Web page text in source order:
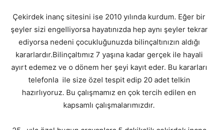
Çekirdek inanç sitesini ise 2010 yılında kurdum. Eğer bir
şeyler sizi engelliyorsa hayatınızda hep aynı şeyler tekrar
ediyorsa nedeni çocukluğunuzda bilinçaltınızın aldığı
kararlardır.Bilinçaltımız 7 yaşına kadar gerçek ile hayali
ayırt edemez ve o dönem her şeyi kayıt eder. Bu kararları
telefonla ile size özel tespit edip 20 adet telkin
hazırlıyoruz. Bu çalışmamız en çok tercih edilen en
kapsamlı çalışmalarımızdır.